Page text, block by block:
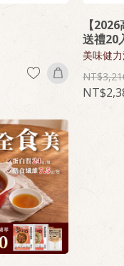
【
送禮20
美味健